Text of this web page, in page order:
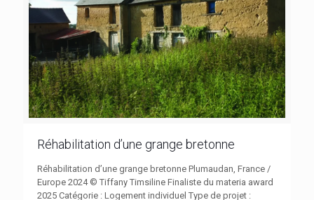
Réhabilitation d’une grange bretonne
Réhabilitation d’une grange bretonne Plumaudan, France /
Europe 2024 © Tiffany Timsiline Finaliste du materia award
2025 Catégorie : Logement individuel Type de projet :